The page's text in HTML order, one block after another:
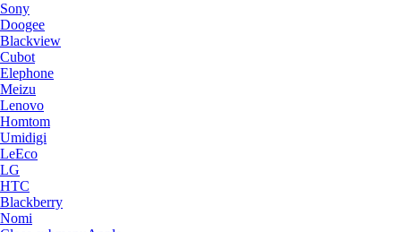
Sony
Doogee
Blackview
Cubot
Elephone
Meizu
Lenovo
Homtom
Umidigi
LeEco
LG
HTC
Blackberry
Nomi